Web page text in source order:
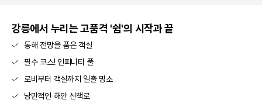
강릉에서 누리는 고품격 '쉼'의 시작과 끝
동해 전망을 품은 객실
필수 코스! 인피니티 풀
로비부터 객실까지 일출 명소
낭만적인 해안 산책로